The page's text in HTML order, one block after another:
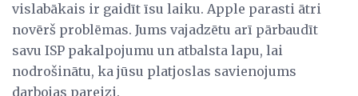
vislabākais ir gaidīt īsu laiku. Apple parasti ātri
novērš problēmas. Jums vajadzētu arī pārbaudīt
savu ISP pakalpojumu un atbalsta lapu, lai
nodrošinātu, ka jūsu platjoslas savienojums
darbojas pareizi.